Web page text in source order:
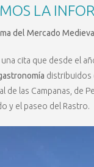
LA
del Mercado
una cita que desde el
distribuidos
de las Campanas, de
y el paseo del Rastro.